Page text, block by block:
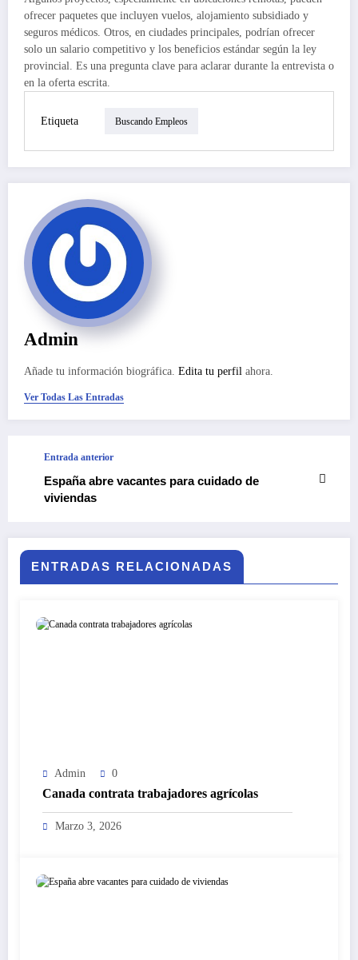
ofrecer paquetes que incluyen vuelos, alojamiento subsidiado y
seguros médicos. Otros, en ciudades principales, podrían ofrecer
solo un salario competitivo y los beneficios estándar según la ley
provincial. Es una pregunta clave para aclarar durante la entrevista o
en la oferta escrita.
Etiqueta Buscando Empleos
Admin
Añade tu información biográfica. Edita tu perfil ahora.
Ver Todas Las Entradas
Entrada anterior
España abre vacantes para cuidado de
viviendas
ENTRADAS RELACIONADAS
Admin 0
Canada contrata trabajadores agrícolas
Marzo 3, 2026